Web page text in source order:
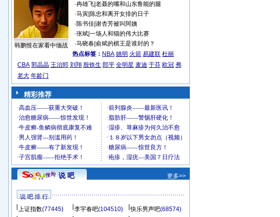
韩鹏恨在家看中缅战
·冉雄飞| 老聂的嘴和山东鲁能的腿
·马寅| 陈忠和离开女排的日子
·陈书佳| 谢杏芳被叫阿姨
·张斌| 一场人和猫的伟大比赛
·马晓春| 俞斌的棋王是谁封的？
热点标签： NBA 姚明 火箭 易建联 杜丽
CBA 郭晶晶 王治郅 刘翔 殷铁生 郎平 全明星 麦迪 于芬 欧冠 弗
老大 年龄门
精彩推荐
说 吧 更多>>
说 吧 排 行
上证指数(77445) 李宇春吧(104510) 快乐男声吧(68574)